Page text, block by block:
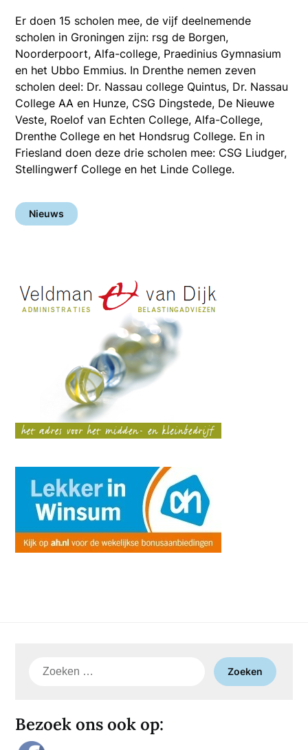
Er doen 15 scholen mee, de vijf deelnemende
scholen in Groningen zijn: rsg de Borgen,
Noorderpoort, Alfa-college, Praedinius Gymnasium
en het Ubbo Emmius. In Drenthe nemen zeven
scholen deel: Dr. Nassau college Quintus, Dr. Nassau
College AA en Hunze, CSG Dingstede, De Nieuwe
Veste, Roelof van Echten College, Alfa-College,
Drenthe College en het Hondsrug College. En in
Friesland doen deze drie scholen mee: CSG Liudger,
Stellingwerf College en het Linde College.
Nieuws
Zoeken
Bezoek ons ook op: